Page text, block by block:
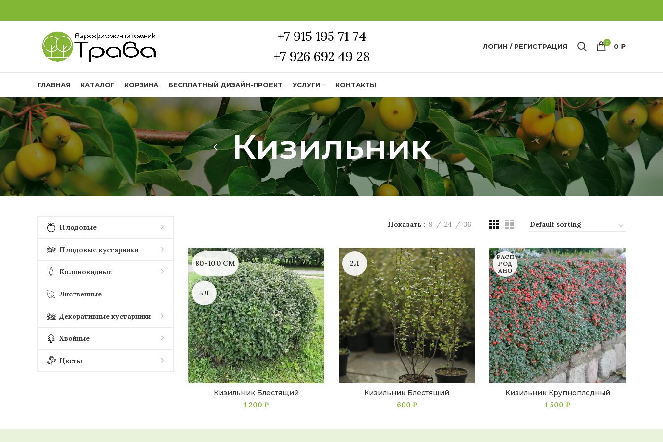
+7 915 195 71 74
+7 926 692 49 28
ЛОГИН / РЕГИСТРАЦИЯ 0 0 ₽
ГЛАВНАЯ КАТАЛОГ КОРЗИНА БЕСПЛАТНЫЙ ДИЗАЙН-ПРОЕКТ УСЛУГИ КОНТАКТЫ
Кизильник
Плодовые
Плодовые кустарники
Колоновидные
Лиственные
Декоративные кустарники
Хвойные
Цветы
Показать 9 24 36
80-100 СМ
5Л
Кизильник Блестящий
1 200 ₽
2Л
Кизильник Блестящий
600 ₽
РАСП
РОД
АНО
Кизильник Крупноплодный
1 500 ₽